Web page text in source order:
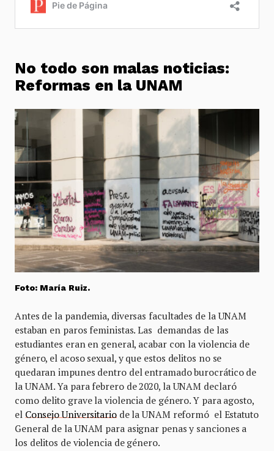
No todo son malas noticias:
Reformas en la UNAM
Foto: María Ruiz.
Antes de la pandemia, diversas facultades de la UNAM
estaban en paros feministas. Las demandas de las
estudiantes eran en general, acabar con la violencia de
género, el acoso sexual, y que estos delitos no se
quedaran impunes dentro del entramado burocrático de
la UNAM. Ya para febrero de 2020, la UNAM declaró
como delito grave la violencia de género. Y para agosto,
el Consejo Universitariode la UNAM reformó el Estatuto
General de la UNAM para asignar penas y sanciones a
los delitos de violencia de género.